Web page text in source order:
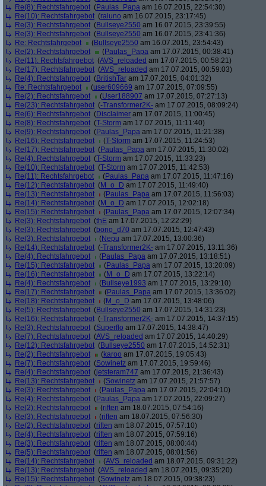
Re(8): Rechtsfahrgebot (Paulas_Papa am 16.07.2015, 22:54:30)
Re(10): Rechtsfahrgebot (raiuno am 16.07.2015, 23:17:45)
Re(3): Rechtsfahrgebot (Bullseye2550 am 16.07.2015, 23:39:55)
Re(3): Rechtsfahrgebot (Bullseye2550 am 16.07.2015, 23:41:36)
Re: Rechtsfahrgebot
(Bullseye2550 am 16.07.2015, 23:54:43)
Re(2): Rechtsfahrgebot
(Paulas_Papa am 17.07.2015, 00:38:41)
Re(11): Rechtsfahrgebot (AVS_reloaded am 17.07.2015, 00:58:21)
Re(17): Rechtsfahrgebot (AVS_reloaded am 17.07.2015, 00:59:03)
Re(4): Rechtsfahrgebot (BritishTar am 17.07.2015, 04:01:32)
Re: Rechtsfahrgebot
(user609669 am 17.07.2015, 07:09:55)
Re(2): Rechtsfahrgebot
(User188907 am 17.07.2015, 07:27:13)
Re(23): Rechtsfahrgebot (-Transformer2K- am 17.07.2015, 08:09:24)
Re(6): Rechtsfahrgebot (Disclaimer am 17.07.2015, 11:00:45)
Re(8): Rechtsfahrgebot (T-Storm am 17.07.2015, 11:11:40)
Re(9): Rechtsfahrgebot (Paulas_Papa am 17.07.2015, 11:21:38)
Re(16): Rechtsfahrgebot
(T-Storm am 17.07.2015, 11:24:53)
Re(17): Rechtsfahrgebot (Paulas_Papa am 17.07.2015, 11:30:02)
Re(4): Rechtsfahrgebot (T-Storm am 17.07.2015, 11:33:23)
Re(10): Rechtsfahrgebot (T-Storm am 17.07.2015, 11:42:53)
Re(11): Rechtsfahrgebot
(Paulas_Papa am 17.07.2015, 11:47:16)
Re(12): Rechtsfahrgebot (M_o_D am 17.07.2015, 11:49:40)
Re(13): Rechtsfahrgebot
(Paulas_Papa am 17.07.2015, 11:56:03)
Re(14): Rechtsfahrgebot (M_o_D am 17.07.2015, 12:02:18)
Re(15): Rechtsfahrgebot
(Paulas_Papa am 17.07.2015, 12:07:34)
Re(3): Rechtsfahrgebot (thE am 17.07.2015, 12:22:29)
Re(3): Rechtsfahrgebot (bono_d70 am 17.07.2015, 12:47:43)
Re(3): Rechtsfahrgebot
(Nepu am 17.07.2015, 13:00:36)
Re(14): Rechtsfahrgebot (-Transformer2K- am 17.07.2015, 13:11:36)
Re(4): Rechtsfahrgebot
(Paulas_Papa am 17.07.2015, 13:18:51)
Re(15): Rechtsfahrgebot
(Paulas_Papa am 17.07.2015, 13:20:09)
Re(16): Rechtsfahrgebot
(M_o_D am 17.07.2015, 13:22:14)
Re(4): Rechtsfahrgebot
(Bullseye1993 am 17.07.2015, 13:29:10)
Re(17): Rechtsfahrgebot
(Paulas_Papa am 17.07.2015, 13:36:02)
Re(18): Rechtsfahrgebot
(M_o_D am 17.07.2015, 13:48:06)
Re(5): Rechtsfahrgebot (Bullseye2550 am 17.07.2015, 14:31:23)
Re(16): Rechtsfahrgebot (-Transformer2K- am 17.07.2015, 14:37:15)
Re(3): Rechtsfahrgebot (Superflo am 17.07.2015, 14:38:47)
Re(7): Rechtsfahrgebot (AVS_reloaded am 17.07.2015, 14:40:29)
Re(12): Rechtsfahrgebot (Bullseye2550 am 17.07.2015, 14:52:31)
Re(2): Rechtsfahrgebot
(karoo am 17.07.2015, 19:05:43)
Re(7): Rechtsfahrgebot (Sowinetz am 17.07.2015, 19:59:46)
Re(4): Rechtsfahrgebot (jetsteram747 am 17.07.2015, 21:36:43)
Re(13): Rechtsfahrgebot
(Sowinetz am 17.07.2015, 21:57:57)
Re(3): Rechtsfahrgebot
(Paulas_Papa am 17.07.2015, 22:04:10)
Re(4): Rechtsfahrgebot (Paulas_Papa am 17.07.2015, 22:09:27)
Re(2): Rechtsfahrgebot
(riften am 18.07.2015, 07:54:16)
Re(3): Rechtsfahrgebot
(riften am 18.07.2015, 07:56:30)
Re(2): Rechtsfahrgebot (riften am 18.07.2015, 07:57:10)
Re(4): Rechtsfahrgebot (riften am 18.07.2015, 07:59:16)
Re(3): Rechtsfahrgebot (riften am 18.07.2015, 08:00:44)
Re(5): Rechtsfahrgebot (riften am 18.07.2015, 08:01:56)
Re(14): Rechtsfahrgebot
(AVS_reloaded am 18.07.2015, 09:31:22)
Re(13): Rechtsfahrgebot (AVS_reloaded am 18.07.2015, 09:35:20)
Re(15): Rechtsfahrgebot (Sowinetz am 18.07.2015, 09:38:23)